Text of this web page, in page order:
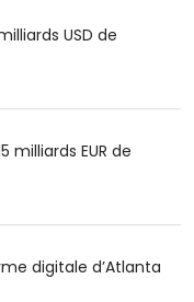
USD de
milliards EUR de
digitale d’Atlanta